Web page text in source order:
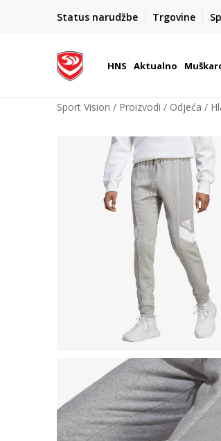
Status narudžbe TrgovineBOX NOW
Dostava 1,50 €
| Više od 800
HNS Aktualno
Sport Vision Proizvodi Odjeća